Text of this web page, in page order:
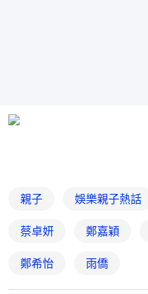
親子 娛樂親子熱話
蔡卓妍 鄭嘉穎
鄭希怡 雨僑